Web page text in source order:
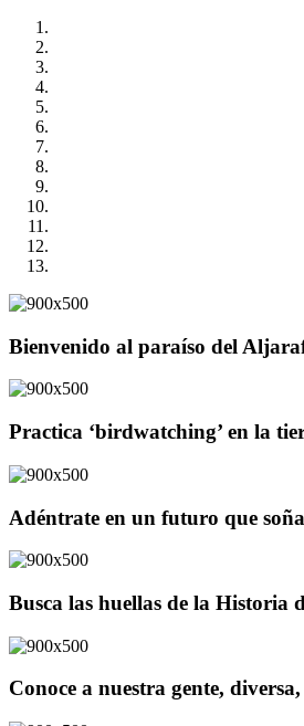
Bienvenido al paraíso del
Practica ‘birdwatching’ en la
Adéntrate en un futuro que
Busca las huellas de la Historia
Conoce a nuestra gente,